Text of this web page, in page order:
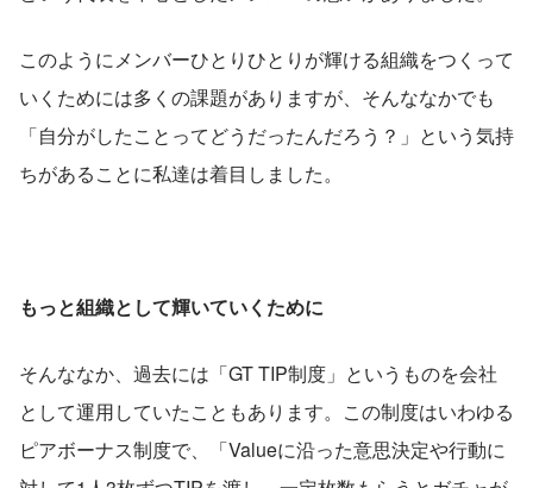
このようにメンバーひとりひとりが輝ける組織をつくって
いくためには多くの課題がありますが、そんななかでも
「自分がしたことってどうだったんだろう？」という気持
ちがあることに私達は着目しました。
もっと組織として輝いていくために
そんななか、過去には「GT TIP制度」というものを会社
として運用していたこともあります。この制度はいわゆる
ピアボーナス制度で、「Valueに沿った意思決定や行動に